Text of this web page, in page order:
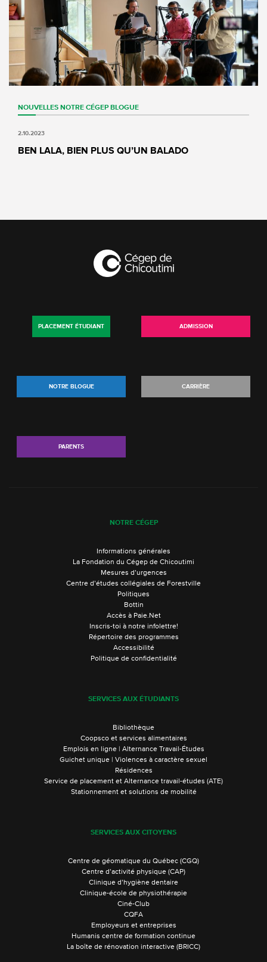
NOUVELLES NOTRE CÉGEP BLOGUE
2.10.2023
BEN LALA, BIEN PLUS QU’UN BALADO
PLACEMENT ÉTUDIANT ADMISSION
NOTRE BLOGUE CARRIÈRE
PARENTS
NOTRE CÉGEP
Informations générales
La Fondation du Cégep de Chicoutimi
Mesures d’urgences
Centre d’études collégiales de Forestville
Politiques
Bottin
Accès à Paie.Net
Inscris-toi à notre infolettre!
Répertoire des programmes
Accessibilité
Politique de confidentialité
SERVICES AUX ÉTUDIANTS
Bibliothèque
Coopsco et services alimentaires
Emplois en ligne | Alternance Travail-Études
Guichet unique | Violences à caractère sexuel
Résidences
Service de placement et Alternance travail-études (ATE)
Stationnement et solutions de mobilité
SERVICES AUX CITOYENS
Centre de géomatique du Québec (CGQ)
Centre d’activité physique (CAP)
Clinique d’hygiène dentaire
Clinique-école de physiothérapie
Ciné-Club
CQFA
Employeurs et entreprises
Humanis centre de formation continue
La boîte de rénovation interactive (BRICC)